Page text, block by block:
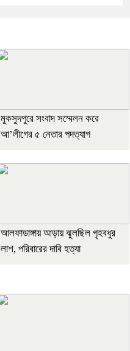
মুকসুদপুরে সংবাদ সম্মেলন করে
আ’লীগের ৫ নেতার পদত্যাগ
আলফাডাঙ্গায় আড়ায় ঝুলছিল গৃহবধুর
লাশ, পরিবারের দাবি হত্যা